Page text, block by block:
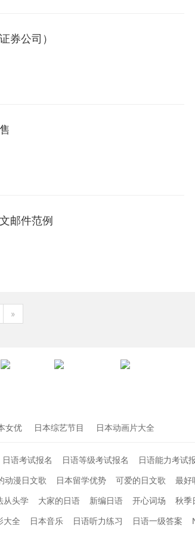
券公司）
邮件范例
»
女优 日本综艺节目 日本动画片大全
日语考试报名 日语等级考试报名 日语能力考试
动漫日文歌 日本留学优势 可爱的日文歌 最好
从头学 大家的日语 新编日语 开心词场 秋季
大全 日本音乐 日语听力练习 日语一级答案